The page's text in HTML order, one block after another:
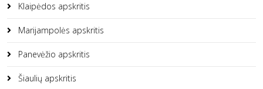
Klaipėdos apskritis
Marijampolės apskritis
Panevėžio apskritis
Šiaulių apskritis